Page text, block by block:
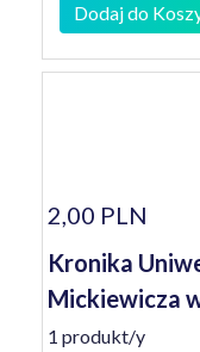
Dodaj do
2,00 PLN
Kronika
Mickiewicza
1 produkt/y